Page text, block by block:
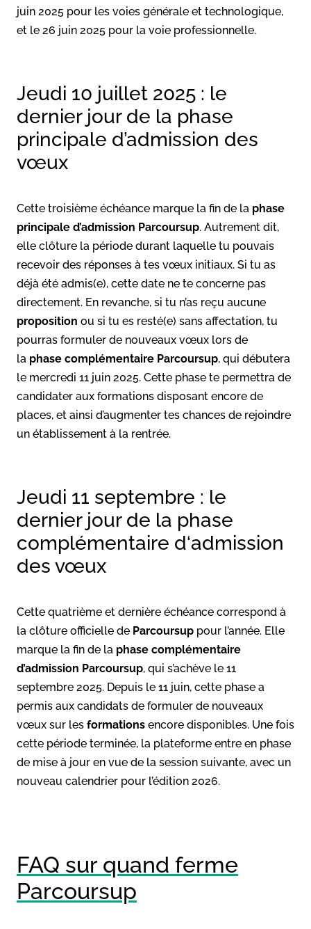
juin 2025 pour les voies générale et technologique,
et le 26 juin 2025 pour la voie professionnelle.
Jeudi 10 juillet 2025 : le
dernier jour de la phase
principale d’admission des
vœux
Cette troisième échéance marque la fin de la phase
principale d’admission Parcoursup. Autrement dit,
elle clôture la période durant laquelle tu pouvais
recevoir des réponses à tes vœux initiaux. Si tu as
déjà été admis(e), cette date ne te concerne pas
directement. En revanche, si tu n’as reçu aucune
proposition ou si tu es resté(e) sans affectation, tu
pourras formuler de nouveaux vœux lors de
la phase complémentaire Parcoursup, qui débutera
le mercredi 11 juin 2025. Cette phase te permettra de
candidater aux formations disposant encore de
places, et ainsi d’augmenter tes chances de rejoindre
un établissement à la rentrée.
Jeudi 11 septembre : le
dernier jour de la phase
complémentaire d‘admission
des vœux
Cette quatrième et dernière échéance correspond à
la clôture officielle de Parcoursup pour l’année. Elle
marque la fin de la phase complémentaire
d’admission Parcoursup, qui s’achève le 11
septembre 2025. Depuis le 11 juin, cette phase a
permis aux candidats de formuler de nouveaux
vœux sur les formations encore disponibles. Une fois
cette période terminée, la plateforme entre en phase
de mise à jour en vue de la session suivante, avec un
nouveau calendrier pour l’édition 2026.
FAQ sur quand ferme
Parcoursup